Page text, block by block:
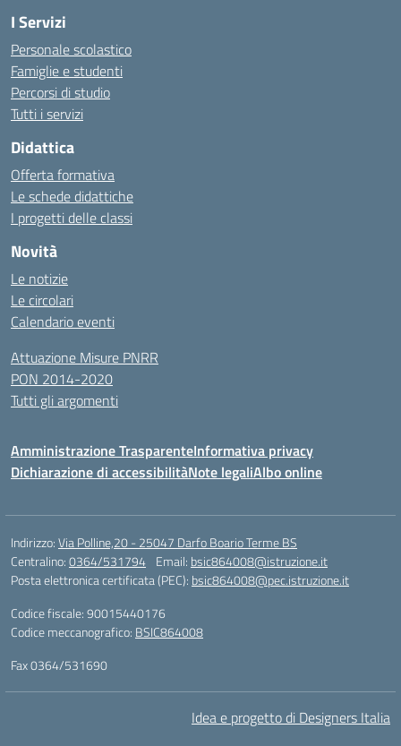
I Servizi
Personale scolastico
Famiglie e studenti
Percorsi di studio
Tutti i servizi
Didattica
Offerta formativa
Le schede didattiche
I progetti delle classi
Novità
Le notizie
Le circolari
Calendario eventi
Attuazione Misure PNRR
PON 2014-2020
Tutti gli argomenti
Amministrazione TrasparenteInformativa privacy
Dichiarazione di accessibilitàNote legaliAlbo online
Indirizzo:Via Polline,20 - 25047 Darfo Boario Terme BS
Centralino:0364/531794 Email: bsic864008@istruzione.it
Posta elettronica certificata (PEC): bsic864008@pec.istruzione.it
Codice fiscale: 90015440176
Codice meccanografico: BSIC864008
Fax 0364/531690
Idea e progetto di Designers Italia